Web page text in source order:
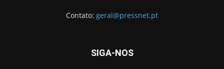
Contato: geral@pressnet.pt
SIGA-NOS